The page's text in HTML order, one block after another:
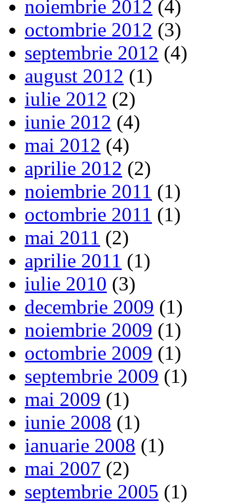
noiembrie 2012 (4)
octombrie 2012 (3)
septembrie 2012 (4)
august 2012 (1)
iulie 2012 (2)
iunie 2012 (4)
mai 2012 (4)
aprilie 2012 (2)
noiembrie 2011 (1)
octombrie 2011 (1)
mai 2011 (2)
aprilie 2011 (1)
iulie 2010 (3)
decembrie 2009 (1)
noiembrie 2009 (1)
octombrie 2009 (1)
septembrie 2009 (1)
mai 2009 (1)
iunie 2008 (1)
ianuarie 2008 (1)
mai 2007 (2)
septembrie 2005 (1)